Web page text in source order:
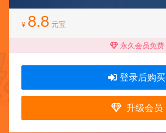
¥ 8.8 元宝
永久会员免费
登录后购买
升级会员